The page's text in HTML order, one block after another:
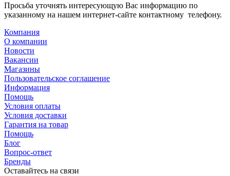
Просьба уточнять интересующую Вас информацию по
указанному на нашем интернет-сайте контактному телефону.
Компания
О компании
Новости
Вакансии
Магазины
Пользовательское соглашение
Информация
Помощь
Условия оплаты
Условия доставки
Гарантия на товар
Помощь
Блог
Вопрос-ответ
Бренды
Оставайтесь на связи